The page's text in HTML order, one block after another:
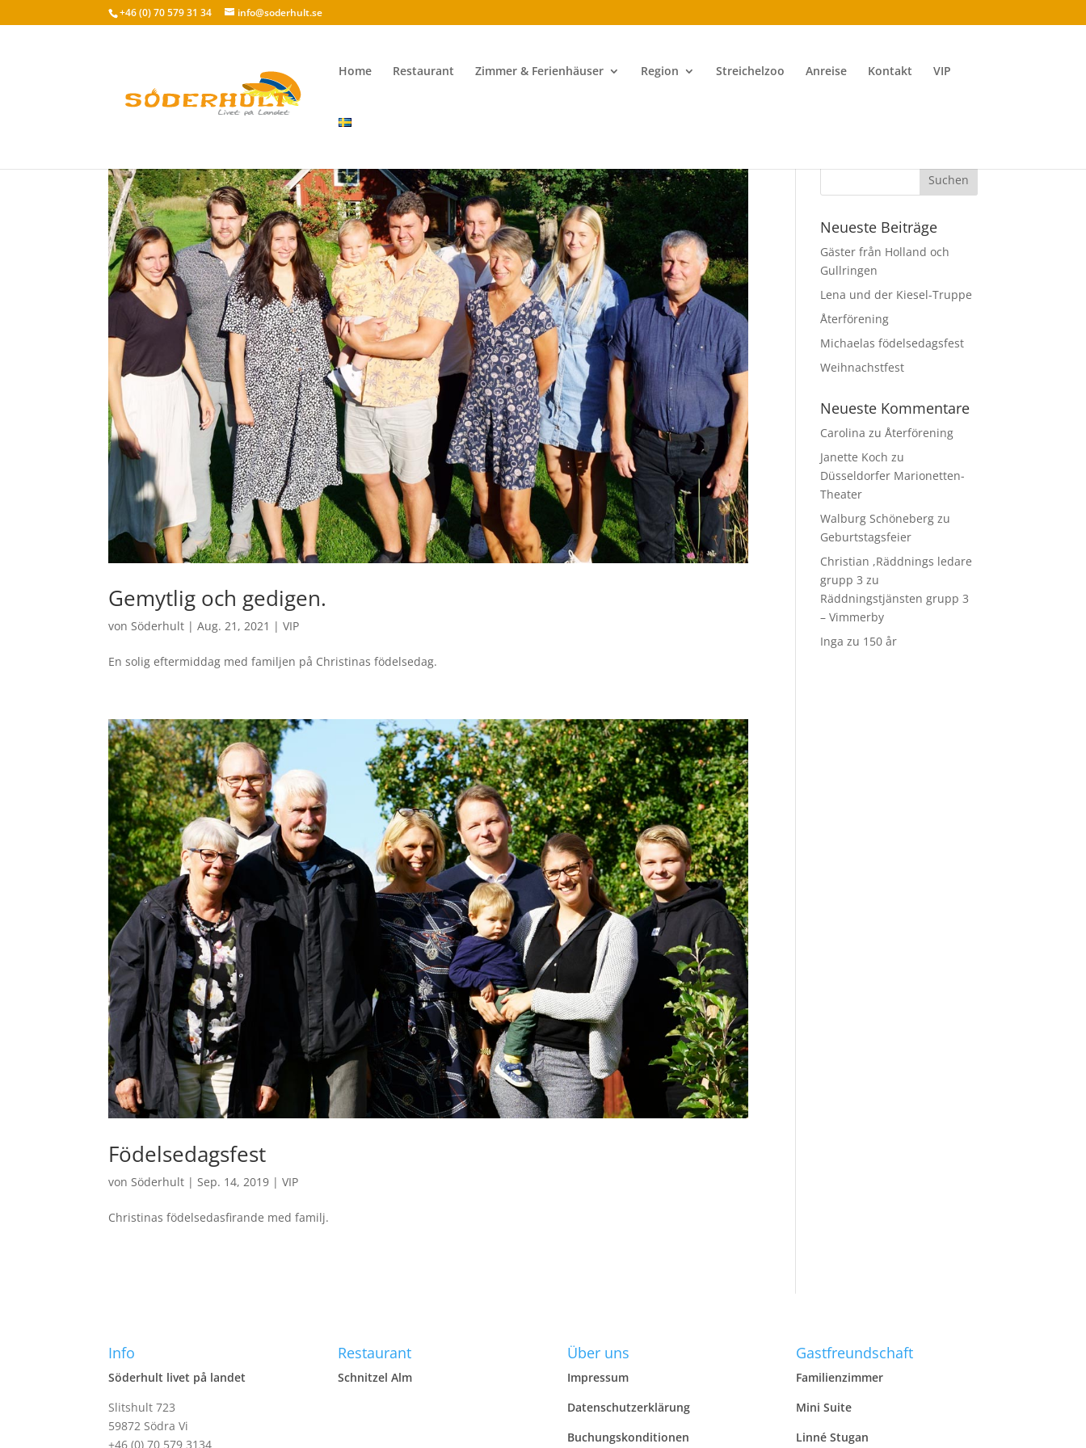
+46 (0) 70 579 31 34 info@soderhult.se
Home Restaurant Zimmer & Ferienhäuser Region Streichelzoo Anreise Kontakt VIP
Gemytlig och gedigen.
von Söderhult |Aug. 21, 2021 |VIP
En solig eftermiddag med familjen på Christinas födelsedag.
Födelsedagsfest
von Söderhult | Sep. 14, 2019 |VIP
Christinas födelsedasfirande med familj.
Neueste Beiträge
Gäster från Holland och
Gullringen
Lena und der Kiesel-Truppe
Återförening
Michaelas födelsedagsfest
Weihnachstfest
Neueste Kommentare
Carolina zuÅterförening
Janette Koch zu
Düsseldorfer Marionetten-
Theater
Walburg Schöneberg zu
Geburtstagsfeier
Christian ,Räddnings ledare
grupp 3 zu
Räddningstjänsten grupp 3
– Vimmerby
Inga zu 150 år
Info
Söderhult livet på landet
Slitshult 723
59872 Södra Vi
+46 (0) 70 579 3134
Restaurant
Schnitzel Alm
Über uns
Impressum
Datenschutzerklärung
Buchungskonditionen
Gastfreundschaft
Familienzimmer
Mini Suite
Linné Stugan